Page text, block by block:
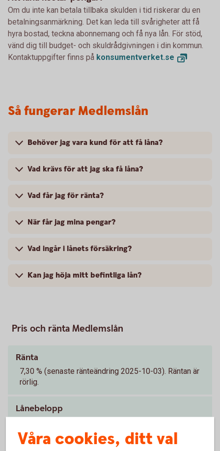
Om du inte kan betala tillbaka skulden i tid riskerar du en
betalningsanmärkning. Det kan leda till svårigheter att få
hyra bostad, teckna abonnemang och få nya lån. För stöd,
vänd dig till budget- och skuldrådgivningen i din kommun.
Kontaktuppgifter finns på konsumentverket.se
Så fungerar Medlemslån
Behöver jag vara kund för att få låna?
Vad krävs för att jag ska få låna?
Vad får jag för ränta?
När får jag mina pengar?
Vad ingår i lånets försäkring?
Kan jag höja mitt befintliga lån?
Pris och ränta Medlemslån
Ränta
7,30 % (senaste ränteändring 2025-10-03). Räntan är
rörlig.
Lånebelopp
Våra cookies, ditt val